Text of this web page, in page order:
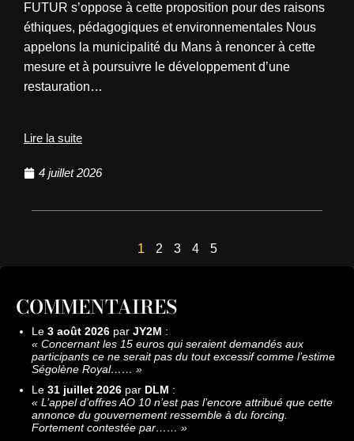
FUTUR s’oppose à cette proposition pour des raisons
éthiques, pédagogiques et environnementales Nous
appelons la municipalité du Mans à renoncer à cette
mesure et à poursuivre le développement d’une
restauration…
Lire la suite
4 juillet 2026
1 2 3 4 5
COMMENTAIRES
Le 3 août 2026 par JY2M :
« Concernant les 15 euros qui seraient demandés aux
participants ce ne serait pas du tout excessif comme l’estime
Ségolène Royal…… »
Le 31 juillet 2026 par DLM :
« L’appel d’offres AO 10 n’est pas l’encore attribué que cette
annonce du gouvernement ressemble à du forcing.
Fortement contestée par…… »